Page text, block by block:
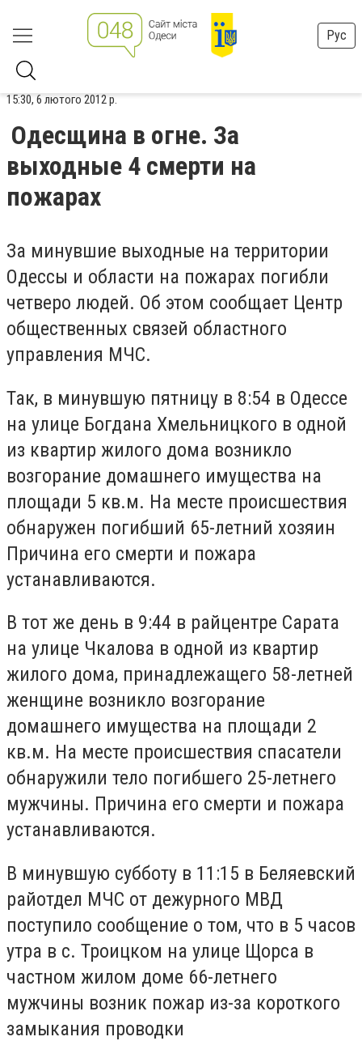
Рус
15:30, 6 лютого 2012 р.
Одесщина в огне. За
выходные 4 смерти на
пожарах
За минувшие выходные на территории
Одессы и области на пожарах погибли
четверо людей. Об этом сообщает Центр
общественных связей областного
управления МЧС.
Так, в минувшую пятницу в 8:54 в Одессе
на улице Богдана Хмельницкого в одной
из квартир жилого дома возникло
возгорание домашнего имущества на
площади 5 кв.м. На месте происшествия
обнаружен погибший 65-летний хозяин
Причина его смерти и пожара
устанавливаются.
В тот же день в 9:44 в райцентре Сарата
на улице Чкалова в одной из квартир
жилого дома, принадлежащего 58-летней
женщине возникло возгорание
домашнего имущества на площади 2
кв.м. На месте происшествия спасатели
обнаружили тело погибшего 25-летнего
мужчины. Причина его смерти и пожара
устанавливаются.
В минувшую субботу в 11:15 в Беляевский
райотдел МЧС от дежурного МВД
поступило сообщение о том, что в 5 часов
утра в с. Троицком на улице Щорса в
частном жилом доме 66-летнего
мужчины возник пожар из-за короткого
замыкания проводки